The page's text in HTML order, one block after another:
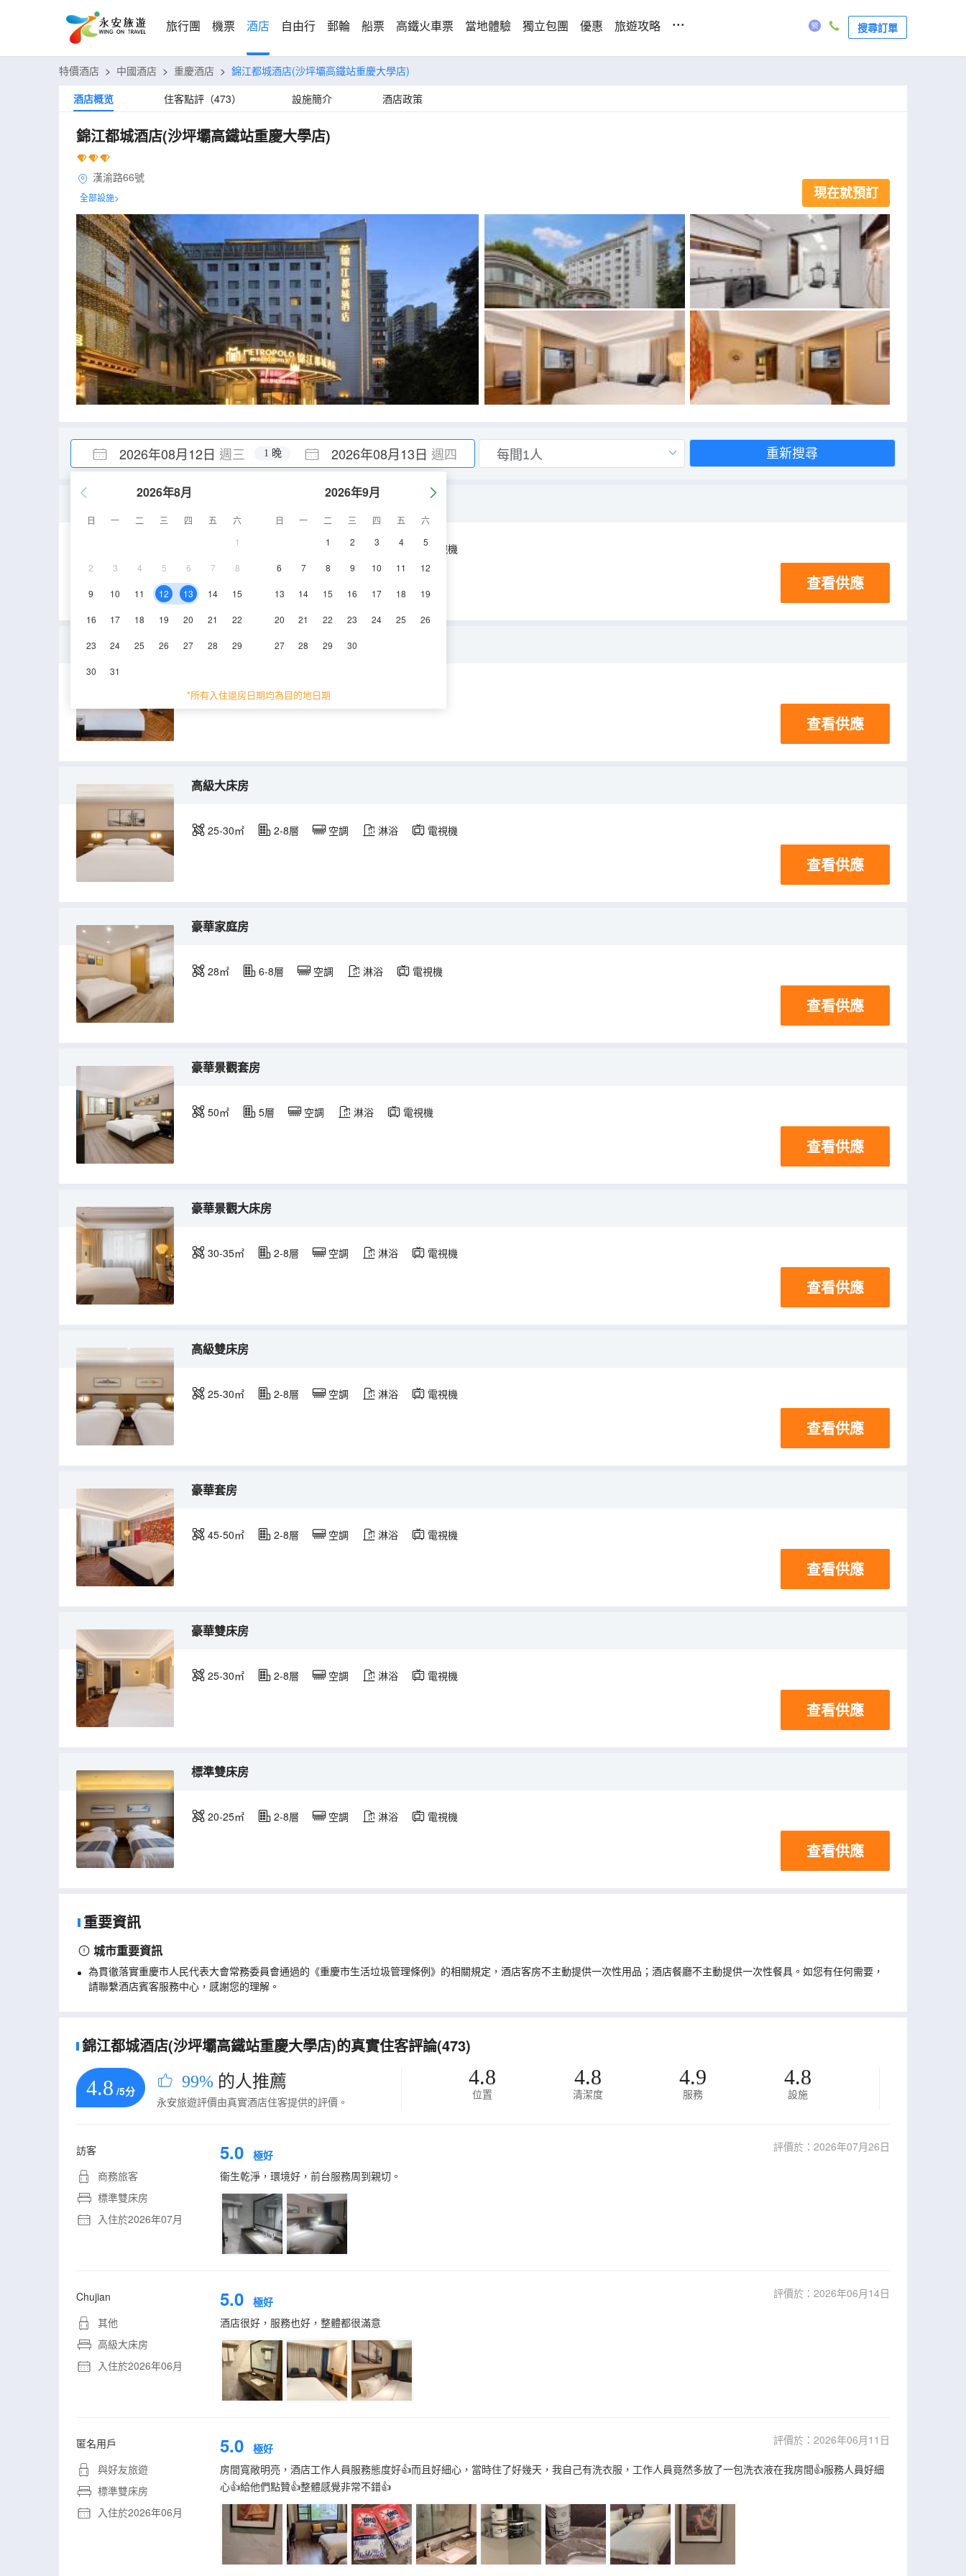
旅行團 機票 酒店 自由行 郵輪 船票 高鐵火車票 當地體驗 獨立包團 優惠 旅遊攻略 ... 搜尋訂單
特價酒店 > 中國酒店 > 重慶酒店 > 錦江都城酒店(沙坪壩高鐵站重慶大學店)
酒店概览
住客點評（473） 設施簡介 酒店政策
錦江都城酒店(沙坪壩高鐵站重慶大學店)
漢渝路66號
全部設施> 現在就預訂
2026年08月12日 週三 2026年08月13日 週四
1 晚
2026年8月
日 一 二 三 四 五
六
1
2 3 4 5 6 7 8
9 10 11 12 13 14 15
16 17 18 19 20 21 22
23 24 25 26 27 28 29
30 31
2026年9月
日 一 二 三 四 五
六
1
2 3 4 5
6 7 8 9 10 11 12
13 14 15 16 17 18 19
20 21 22 23 24 25 26
27 28 29 30
*所有入住退房日期均為目的地日期
重新搜尋
25-30㎡ 空調 淋浴 電視機
查看供應
標準大床房
20-25㎡ 空調 淋浴
查看供應
高級大床房
25-30㎡ 2-8層 空調 淋浴 電視機
查看供應
豪華家庭房
28㎡ 6-8層 空調 淋浴 電視機
查看供應
豪華景觀套房
50㎡ 5層 空調 淋浴 電視機
查看供應
豪華景觀大床房
30-35㎡ 2-8層 空調 淋浴 電視機
查看供應
高級雙床房
25-30㎡ 2-8層 空調 淋浴 電視機
查看供應
豪華套房
45-50㎡ 2-8層 空調 淋浴 電視機
查看供應
豪華雙床房
25-30㎡ 2-8層 空調 淋浴 電視機
查看供應
標準雙床房
20-25㎡ 2-8層 空調 淋浴 電視機
查看供應
重要資訊
城市重要資訊
為貫徹落實重慶市人民代表大會常務委員會通過的《重慶市生活垃圾管理條例》的相關規定，酒店客房不主動提供一次性用品；酒店餐廳不主動提供一次性餐具。如您有任何需要，
請聯繫酒店賓客服務中心，感謝您的理解。
錦江都城酒店(沙坪壩高鐵站重慶大學店)的真實住客評論(473)
4.8 /5分 99% 的人推薦
永安旅遊評價由真實酒店住客提供的評價。
4.8
位置
4.8
清潔度
4.9
服務
4.8
設施
訪客
商務旅客
標準雙床房
入住於2026年07月
5.0 極好
評價於：2026年07月26日
衞生乾淨，環境好，前台服務周到親切。
Chujian
其他
高級大床房
入住於2026年06月
5.0 極好
評價於：2026年06月14日
酒店很好，服務也好，整體都很滿意
匿名用戶
與好友旅遊
標準雙床房
入住於2026年06月
5.0 極好
評價於：2026年06月11日
房間寬敞明亮，酒店工作人員服務態度好👍而且好細心，當時住了好幾天，我自己有洗衣服，工作人員竟然多放了一包洗衣液在我房間👍服務人員好細
心👍給他們點贊👍整體感覺非常不錯👍